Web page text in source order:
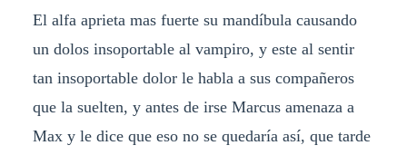
El alfa aprieta mas fuerte su mandíbula causando
un dolos insoportable al vampiro, y este al sentir
tan insoportable dolor le habla a sus compañeros
que la suelten, y antes de irse Marcus amenaza a
Max y le dice que eso no se quedaría así, que tarde